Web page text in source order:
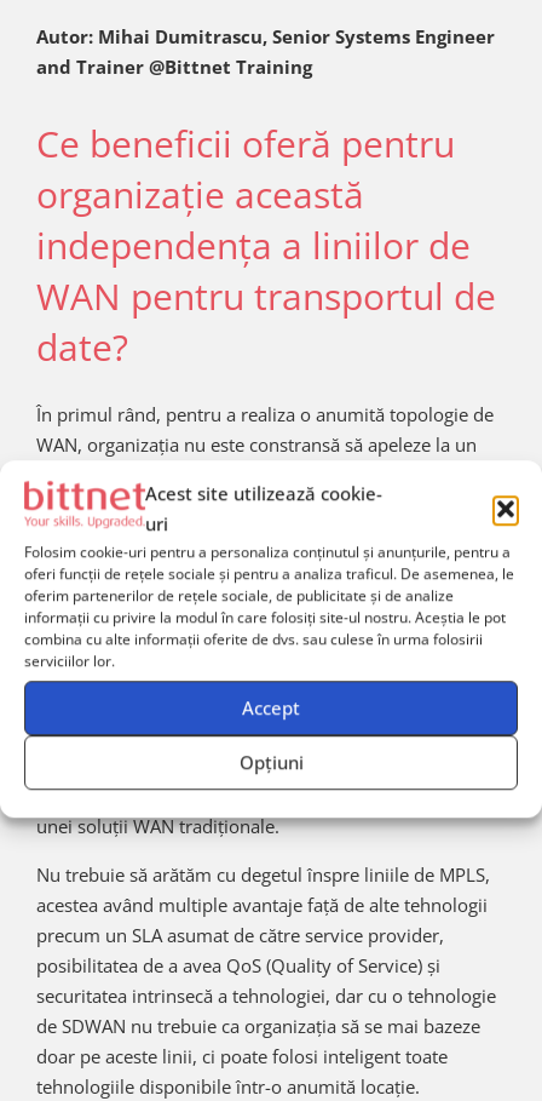
Acest site utilizează cookie-
uri
Folosim cookie-uri pentru a personaliza conținutul și anunțurile, pentru a
oferi funcții de rețele sociale și pentru a analiza traficul. De asemenea, le
oferim partenerilor de rețele sociale, de publicitate și de analize
informații cu privire la modul în care folosiți site-ul nostru. Aceștia le pot
combina cu alte informații oferite de dvs. sau culese în urma folosirii
serviciilor lor.
Accept
Opțiuni
Ce beneficii oferă pentru
organizație această
independența a liniilor de
WAN pentru transportul de
date?
În primul rând, pentru a realiza o anumită topologie de
WAN, organizația nu este constransă să apeleze la un
service provider pentru linii de MPLS costisitoare și
neperformante după standardele de azi (a se lua în
calcul volumul de trafic care se face înspre/dinspre
cloud), ci se pot folosi tehnologii disponibile în acea
locație pentru a crea aceeași topologie oferită de service
provider.
Se scapă, deci, de un posibil, dar cel mai adeasea un
probabil, monopol asupra locațiilor organizației, nu se
mai așteaptă după disponibilitatea service provider-ului,
organizația are flexibilitate și își poate respectă planurile
de dezvoltare, totul făcându-se la o fracțiune din costul
unei soluții WAN tradiționale.
Nu trebuie să arătăm cu degetul înspre liniile de MPLS,
acestea având multiple avantaje față de alte tehnologii
precum un SLA asumat de către service provider,
posibilitatea de a avea QoS (Quality of Service) și
securitatea intrinsecă a tehnologiei, dar cu o tehnologie
de SDWAN nu trebuie ca organizația să se mai bazeze
doar pe aceste linii, ci poate folosi inteligent toate
tehnologiile disponibile într-o anumită locație.
Autor: Mihai Dumitrascu, Senior Systems Engineer
and Trainer @Bittnet Training